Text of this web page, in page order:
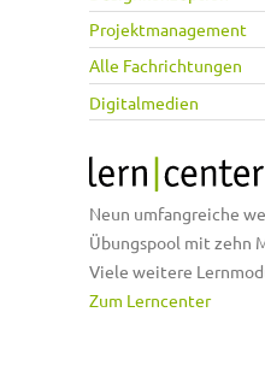
Projektmanagement
Alle Fachrichtungen
Digitalmedien
Neun umfangreiche
Übungspool mit zehn
Viele weitere
Zum Lerncenter